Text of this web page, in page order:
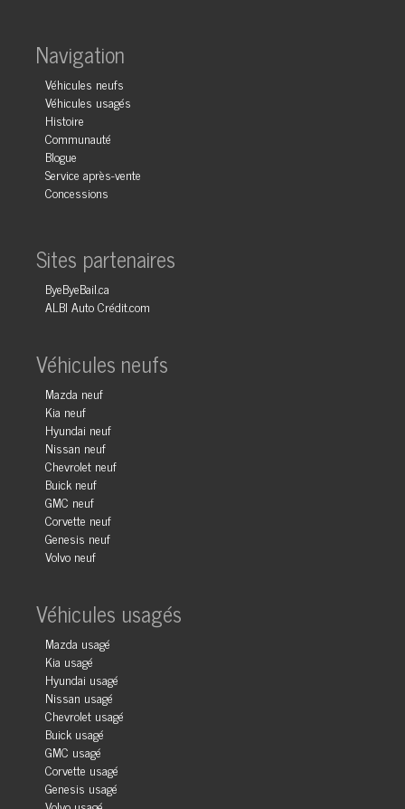
Navigation
Véhicules neufs
Véhicules usagés
Histoire
Communauté
Blogue
Service après-vente
Concessions
Sites partenaires
ByeByeBail.ca
ALBI Auto Crédit.com
Véhicules neufs
Mazda neuf
Kia neuf
Hyundai neuf
Nissan neuf
Chevrolet neuf
Buick neuf
GMC neuf
Corvette neuf
Genesis neuf
Volvo neuf
Véhicules usagés
Mazda usagé
Kia usagé
Hyundai usagé
Nissan usagé
Chevrolet usagé
Buick usagé
GMC usagé
Corvette usagé
Genesis usagé